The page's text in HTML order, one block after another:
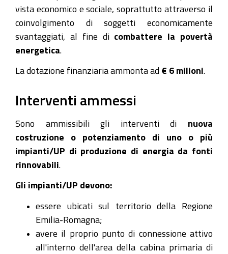
vista economico e sociale, soprattutto attraverso il
coinvolgimento di soggetti economicamente
svantaggiati, al fine di combattere la povertà
energetica
La dotazione finanziaria ammonta ad € 6 milioni
Interventi ammessi
Sono ammissibili gli interventi di nuova
costruzione o potenziamento di uno o più
impianti/UP di produzione di energia da fonti
rinnovabili
Gli impianti/UP devono:
essere ubicati sul territorio della Regione
Emilia-Romagna;
avere il proprio punto di connessione attivo
all'interno dell'area della cabina primaria di